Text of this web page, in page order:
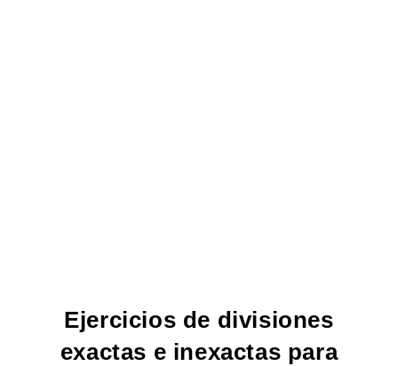
Ejercicios de divisiones
exactas e inexactas para